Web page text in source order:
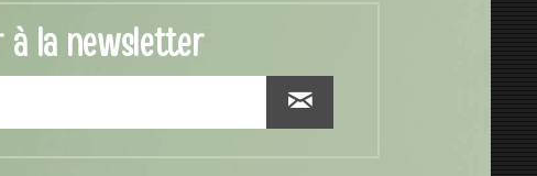
à la newsletter